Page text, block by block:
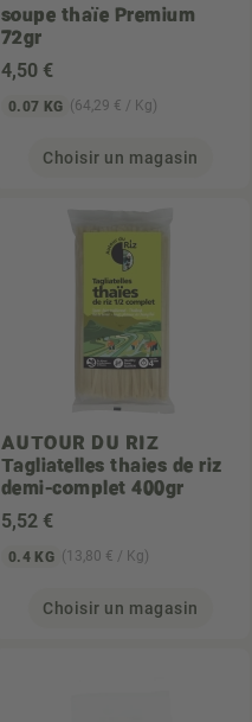
soupe thaïe Premium
72gr
4,50 €
0.07 KG (64,29 € / Kg)
Choisir un magasin
AUTOUR DU RIZ
Tagliatelles thaies de riz
demi-complet 400gr
5,52 €
0.4 KG (13,80 € / Kg)
Choisir un magasin